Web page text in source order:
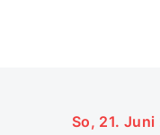
So, 21.